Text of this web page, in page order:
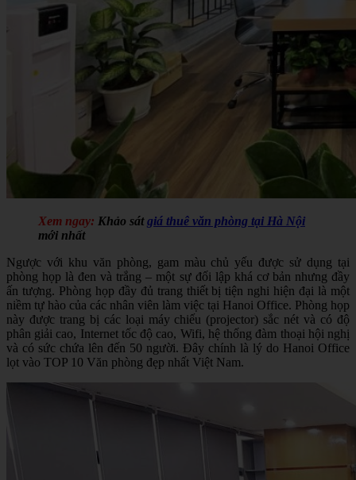
Xem ngay: Khảo sátgiá thuê văn phòng tại Hà Nội
mới nhất
Ngược với khu văn phòng, gam màu chủ yếu được sử dụng tại
phòng họp là đen và trắng – một sự đối lập khá cơ bản nhưng đầy
ấn tượng. Phòng họp đầy đủ trang thiết bị tiện nghi hiện đại là một
niềm tự hào của các nhân viên làm việc tại Hanoi Office. Phòng họp
này được trang bị các loại máy chiếu (projector) sắc nét và có độ
phân giải cao, Internet tốc độ cao, Wifi, hệ thống đàm thoại hội nghị
và có sức chứa lên đến 50 người. Đây chính là lý do Hanoi Office
lọt vào TOP 10 Văn phòng đẹp nhất Việt Nam.